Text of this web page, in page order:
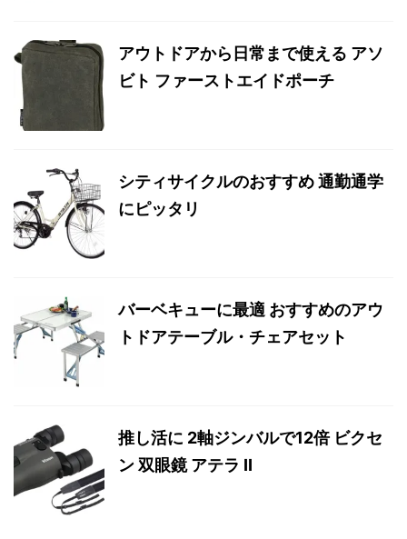
アウトドアから日常まで使える アソ
ビト ファーストエイドポーチ
シティサイクルのおすすめ 通勤通学
にピッタリ
バーベキューに最適 おすすめのアウ
トドアテーブル・チェアセット
推し活に 2軸ジンバルで12倍 ビクセ
ン 双眼鏡 アテラ II